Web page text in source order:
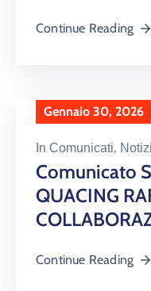
Continue Reading
Gennaio 30, 2026
In Comunicati‚
Comunicato
QUACING
Continue Reading